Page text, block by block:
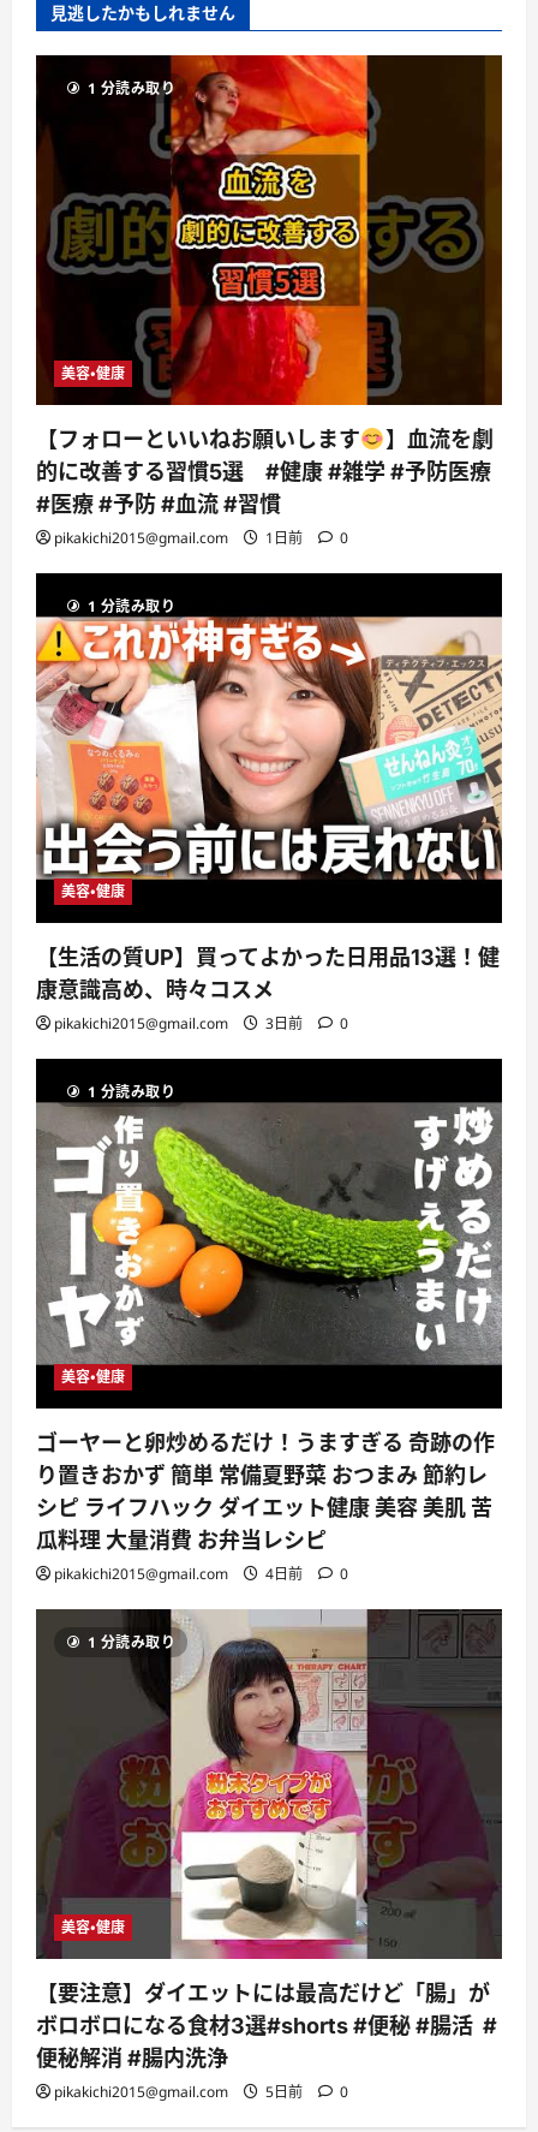
見逃したかもしれません
1 分読み取り
美容・健康
【フォローといいねお願いします
】血流を劇
的に改善する習慣5選 #健康 #雑学 #予防医療
#医療 #予防 #血流 #習慣
pikakichi2015@gmail.com 1日前 0
1 分読み取り
美容・健康
【生活の質UP】買ってよかった日用品13選！健
康意識高め、時々コスメ
pikakichi2015@gmail.com 3日前 0
1 分読み取り
美容・健康
ゴーヤーと卵炒めるだけ！うますぎる 奇跡の作
り置きおかず 簡単 常備夏野菜 おつまみ 節約レ
シピ ライフハック ダイエット健康 美容 美肌 苦
瓜料理 大量消費 お弁当レシピ
pikakichi2015@gmail.com 4日前 0
1 分読み取り
美容・健康
【要注意】ダイエットには最高だけど「腸」が
ボロボロになる食材3選#shorts #便秘 #腸活 #
便秘解消 #腸内洗浄
pikakichi2015@gmail.com 5日前 0